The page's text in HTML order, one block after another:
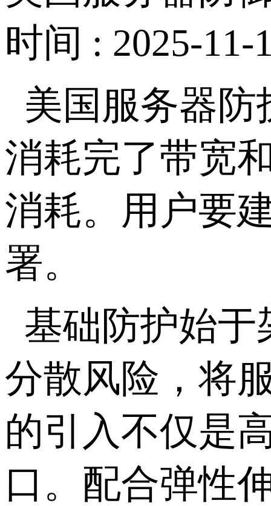
时间 : 2025-11-
美国服务器
消耗完了带宽
消耗。用户要
署。
基础防护始
分散风险，将
的引入不仅是
口。配合弹性